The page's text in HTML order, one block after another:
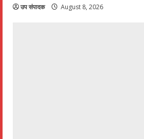
उप संपादक August 8, 2026